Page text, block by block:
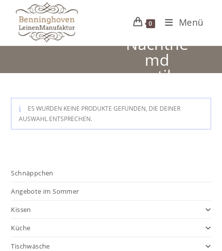
springen
0 Menü
Nachthe
md
antik
ES WURDEN KEINE PRODUKTE GEFUNDEN, DIE DEINER
AUSWAHL ENTSPRECHEN.
Schnäppchen
Angebote im Sommer
Kissen
Küche
Tischwäsche